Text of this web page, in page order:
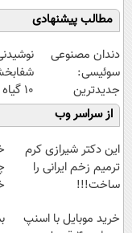
مطالب پیشنهادی
دندان مصنوعی
سوئیسی:
جدیدترین
فناوری اروپا،
سبک و مقاوم |
پرداخت قسطی
10 گیاه
امشب)
از سراسر وب
این دکتر شیرازی کرم
ترمیم زخم ایرانی را
ساخت!!!
خرید موبایل با اسنپ